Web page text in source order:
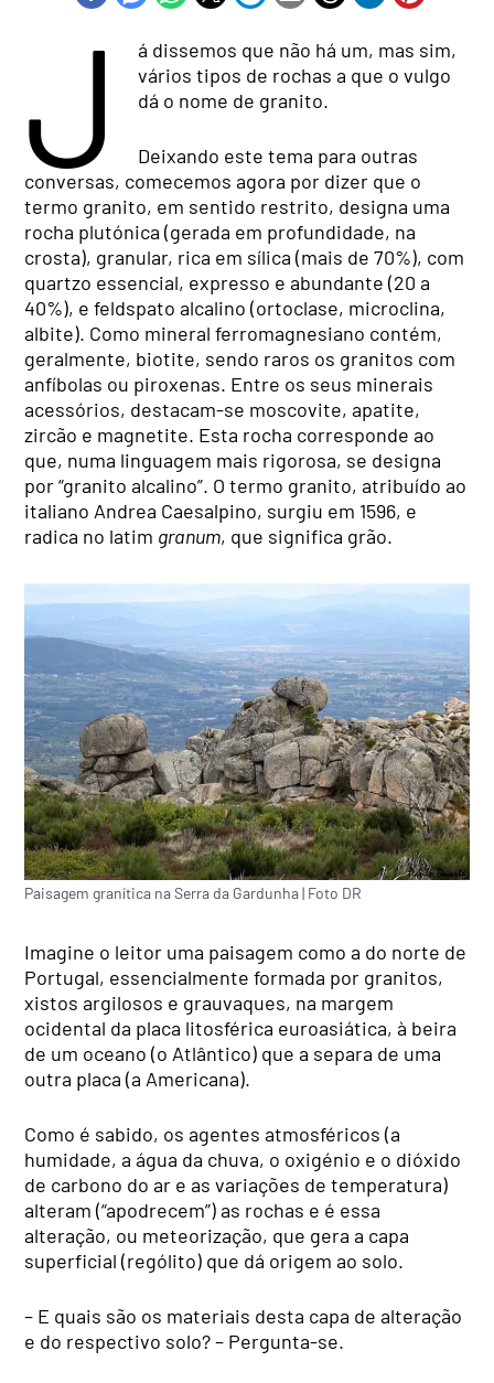
J
á dissemos que não há um, mas sim,
vários tipos de rochas a que o vulgo
dá o nome de granito.
Deixando este tema para outras
conversas, comecemos agora por dizer que o
termo granito, em sentido restrito, designa uma
rocha plutónica (gerada em profundidade, na
crosta), granular, rica em sílica (mais de 70%), com
quartzo essencial, expresso e abundante (20 a
40%), e feldspato alcalino (ortoclase, microclina,
albite). Como mineral ferromagnesiano contém,
geralmente, biotite, sendo raros os granitos com
anfíbolas ou piroxenas. Entre os seus minerais
acessórios, destacam-se moscovite, apatite,
zircão e magnetite. Esta rocha corresponde ao
que, numa linguagem mais rigorosa, se designa
por “granito alcalino”. O termo granito, atribuído ao
italiano Andrea Caesalpino, surgiu em 1596, e
radica no latim granum, que significa grão.
Paisagem granítica na Serra da Gardunha | Foto DR
Imagine o leitor uma paisagem como a do norte de
Portugal, essencialmente formada por granitos,
xistos argilosos e grauvaques, na margem
ocidental da placa litosférica euroasiática, à beira
de um oceano (o Atlântico) que a separa de uma
outra placa (a Americana).
Como é sabido, os agentes atmosféricos (a
humidade, a água da chuva, o oxigénio e o dióxido
de carbono do ar e as variações de temperatura)
alteram (“apodrecem”) as rochas e é essa
alteração, ou meteorização, que gera a capa
superficial (rególito) que dá origem ao solo.
– E quais são os materiais desta capa de alteração
e do respectivo solo? – Pergunta-se.